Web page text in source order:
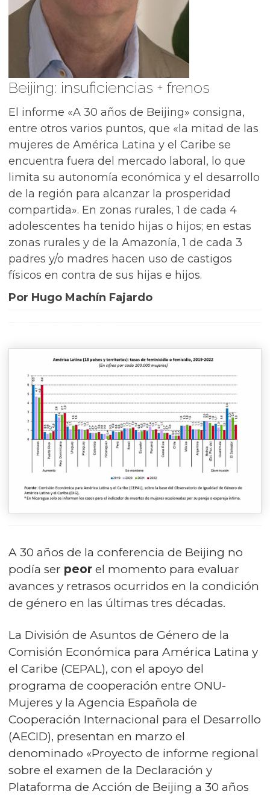
Beijing: insuficiencias + frenos
El informe «A 30 años de Beijing» consigna,
entre otros varios puntos, que «la mitad de las
mujeres de América Latina y el Caribe se
encuentra fuera del mercado laboral, lo que
limita su autonomía económica y el desarrollo
de la región para alcanzar la prosperidad
compartida». En zonas rurales, 1 de cada 4
adolescentes ha tenido hijas o hijos; en estas
zonas rurales y de la Amazonía, 1 de cada 3
padres y/o madres hacen uso de castigos
físicos en contra de sus hijas e hijos.
Por Hugo Machín Fajardo
A 30 años de la conferencia de Beijing no
podía ser peor el momento para evaluar
avances y retrasos ocurridos en la condición
de género en las últimas tres décadas.
La División de Asuntos de Género de la
Comisión Económica para América Latina y
el Caribe (CEPAL), con el apoyo del
programa de cooperación entre ONU-
Mujeres y la Agencia Española de
Cooperación Internacional para el Desarrollo
(AECID), presentan en marzo el
denominado «Proyecto de informe regional
sobre el examen de la Declaración y
Plataforma de Acción de Beijing a 30 años